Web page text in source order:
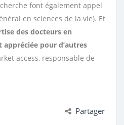
font également appel
en sciences de la vie). Et
des docteurs en
pour d’autres
access, responsable de
Partager